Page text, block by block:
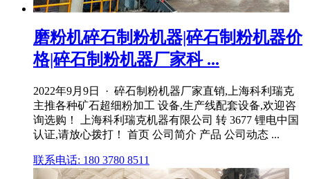
磨粉机碎石制粉机器|碎石制粉机器价
格|碎石制粉机器厂家科 ...
2022年9月9日 · 碎石制粉机器厂家直销,上海科利瑞克
主推各种矿石超细粉加工 设备,生产线配套设备,欢迎咨
询选购！ 上海科利瑞克机器有限公司 转 3677 锂电中国
认证,请放心拨打！ 首页 公司简介 产品 公司动态 ...
联系电话: 180 3780 8511